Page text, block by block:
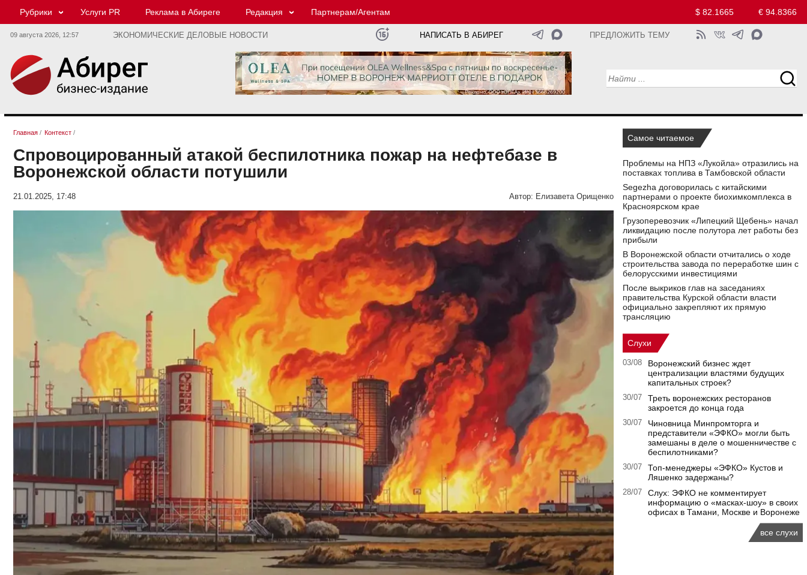
Рубрики Услуги PR Реклама в Абиреге Редакция Партнерам/Агентам $ 82.1665 € 94.8366
09 августа 2026, 12:57 ЭКОНОМИЧЕСКИЕ ДЕЛОВЫЕ НОВОСТИ НАПИСАТЬ В АБИРЕГ ПРЕДЛОЖИТЬ ТЕМУ
Главная / Контекст /
Спровоцированный атакой беспилотника пожар на нефтебазе в
Воронежской области потушили
21.01.2025, 17:48 Автор: Елизавета Орищенко
Самое читаемое
Проблемы на НПЗ «Лукойла» отразились на
поставках топлива в Тамбовской области
Segezha договорилась с китайскими
партнерами о проекте биохимкомплекса в
Красноярском крае
Грузоперевозчик «Липецкий Щебень» начал
ликвидацию после полутора лет работы без
прибыли
В Воронежской области отчитались о ходе
строительства завода по переработке шин с
белорусскими инвестициями
После выкриков глав на заседаниях
правительства Курской области власти
официально закрепляют их прямую
трансляцию
Слухи
03/08
Воронежский бизнес ждет
централизации властями будущих
капитальных строек?
30/07
Треть воронежских ресторанов
закроется до конца года
30/07
Чиновница Минпромторга и
представители «ЭФКО» могли быть
замешаны в деле о мошенничестве с
беспилотниками?
30/07
Топ-менеджеры «ЭФКО» Кустов и
Ляшенко задержаны?
28/07
Слух: ЭФКО не комментирует
информацию о «масках-шоу» в своих
офисах в Тамани, Москве и Воронеже
все слухи